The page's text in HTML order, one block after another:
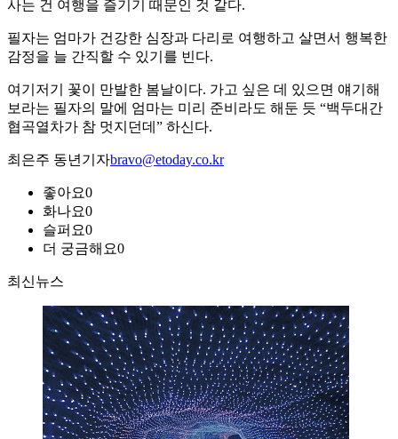
사는 건 여행을 즐기기 때문인 것 같다.
필자는 엄마가 건강한 심장과 다리로 여행하고 살면서 행복한
감정을 늘 간직할 수 있기를 빈다.
여기저기 꽃이 만발한 봄날이다. 가고 싶은 데 있으면 얘기해
보라는 필자의 말에 엄마는 미리 준비라도 해둔 듯 “백두대간
협곡열차가 참 멋지던데” 하신다.
최은주 동년기자bravo@etoday.co.kr
좋아요0
화나요0
슬퍼요0
더 궁금해요0
최신뉴스